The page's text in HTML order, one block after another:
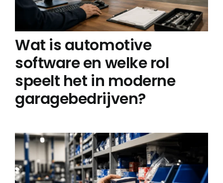
Wat is automotive
software en welke rol
speelt het in moderne
garagebedrijven?